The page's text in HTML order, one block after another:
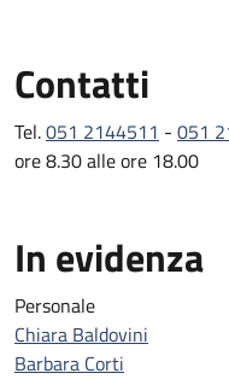
nazionali e internazionali
patologica che a quelle
Contatti
Tel.051 2144511 - 051
ore 8.30 alle ore 18.00
In evidenza
Personale
Chiara Baldovini
Barbara Corti